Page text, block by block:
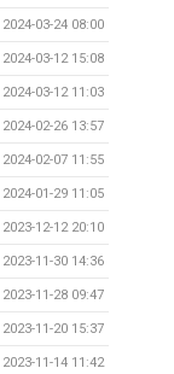
2024-03-24 08:00
2024-03-12 15:08
2024-03-12 11:03
2024-02-26 13:57
2024-02-07 11:55
2024-01-29 11:05
2023-12-12 20:10
2023-11-30 14:36
2023-11-28 09:47
2023-11-20 15:37
2023-11-14 11:42